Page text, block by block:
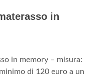
in
in memory – misura:
di 120 euro a un